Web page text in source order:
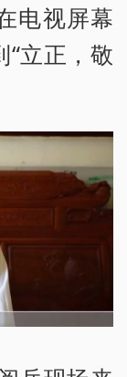
电视屏幕
立正，敬